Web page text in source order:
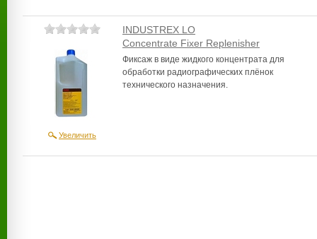
Увеличить
INDUSTREX LO
Concentrate Fixer Replenisher
Фиксаж в виде жидкого концентрата для
обработки радиографических плёнок
технического назначения.